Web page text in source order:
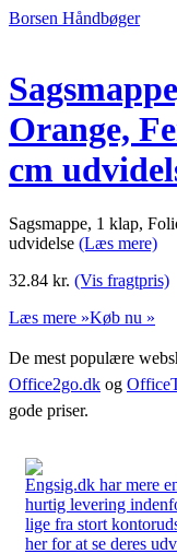
Borsen Håndbøger
Orange,
cm
Sagsmappe, 1 klap,
udvidelse (Læs mere)
32.84 kr. (Vis fragtpris)
Læs mere »Køb nu »
De mest populære
Office2go.dk og
gode priser.
Engsig.dk har mere
hurtig levering
lige fra stort
her for at se deres